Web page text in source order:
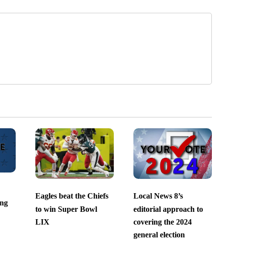
Eagles beat the Chiefs
to win Super Bowl
LIX
Local News 8’s
editorial approach to
covering the 2024
general election